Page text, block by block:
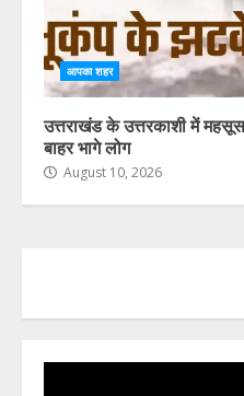
आपका शहर
उत्तराखंड के उत्तरकाशी में
बाहर भागे लोग
August 10, 2026